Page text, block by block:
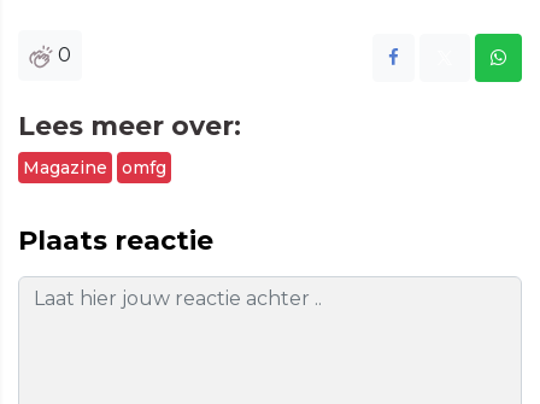
0
Lees meer over:
Magazine omfg
Plaats reactie